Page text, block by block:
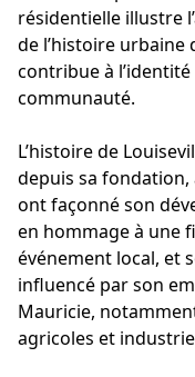
résidentielle illustre
de l’histoire urbaine
contribue à
communauté.
L’histoire de
depuis sa
ont façonné son
en hommage à une
événement local, et
influencé par son
Mauricie,
agricoles et